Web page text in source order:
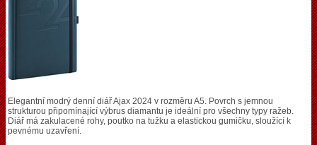
Elegantní modrý denní diář Ajax 2024 v rozměru A5. Povrch s jemnou
strukturou připomínající výbrus diamantu je ideální pro všechny typy ražeb.
Diář má zakulacené rohy, poutko na tužku a elastickou gumičku, sloužící k
pevnému uzavření.